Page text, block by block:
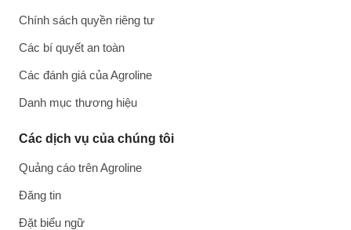
Chính sách quyền riêng tư
Các bí quyết an toàn
Các đánh giá của Agroline
Danh mục thương hiệu
Các dịch vụ của chúng tôi
Quảng cáo trên Agroline
Đăng tin
Đặt biểu ngữ